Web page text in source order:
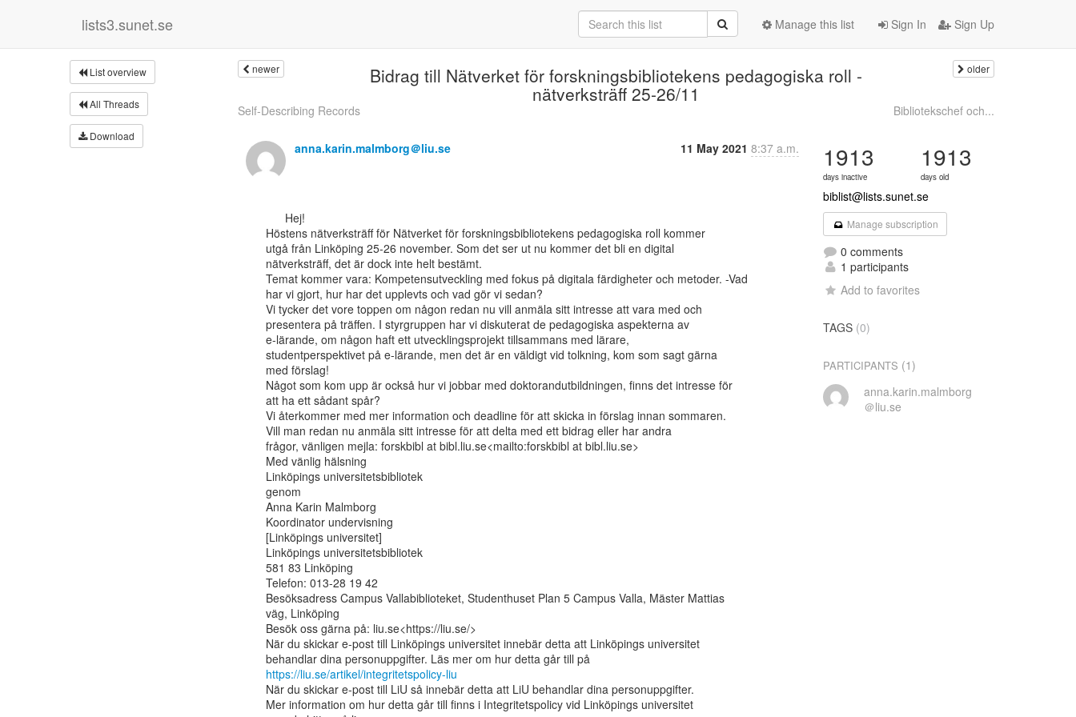
lists3.sunet.se Sign In Sign Up
Manage this list
List overview
All Threads
Download
newer Bidrag till Nätverket för forskningsbibliotekens pedagogiska roll -
nätverksträff 25-26/11
older
Self-Describing Records Bibliotekschef och...
anna.karin.malmborg＠liu.se 11 May 2021 8:37 a.m.
Höstens nätverksträff för Nätverket för forskningsbibliotekens pedagogiska roll kommer
utgå från Linköping 25-26 november. Som det ser ut nu kommer det bli en digital
nätverksträff, det är dock inte helt bestämt.
Temat kommer vara: Kompetensutveckling med fokus på digitala färdigheter och metoder. -Vad
har vi gjort, hur har det upplevts och vad gör vi sedan?
Vi tycker det vore toppen om någon redan nu vill anmäla sitt intresse att vara med och
presentera på träffen. I styrgruppen har vi diskuterat de pedagogiska aspekterna av
e-lärande, om någon haft ett utvecklingsprojekt tillsammans med lärare,
studentperspektivet på e-lärande, men det är en väldigt vid tolkning, kom som sagt gärna
med förslag!
Något som kom upp är också hur vi jobbar med doktorandutbildningen, finns det intresse för
att ha ett sådant spår?
Vi återkommer med mer information och deadline för att skicka in förslag innan sommaren.
Vill man redan nu anmäla sitt intresse för att delta med ett bidrag eller har andra
frågor, vänligen mejla: forskbibl at bibl.liu.se<mailto:forskbibl at bibl.liu.se>
Med vänlig hälsning
Linköpings universitetsbibliotek
genom
Anna Karin Malmborg
Koordinator undervisning
[Linköpings universitet]
Linköpings universitetsbibliotek
581 83 Linköping
Telefon: 013-28 19 42
Besöksadress Campus Vallabiblioteket, Studenthuset Plan 5 Campus Valla, Mäster Mattias
väg, Linköping
Besök oss gärna på: liu.se<https://liu.se/>
När du skickar e-post till Linköpings universitet innebär detta att Linköpings universitet
https://liu.se/artikel/integritetspolicy-liu
När du skickar e-post till LiU så innebär detta att LiU behandlar dina personuppgifter.
Mer information om hur detta går till finns i Integritetspolicy vid Linköpings universitet
1913
days inactive
1913
days old
biblist@lists.sunet.se
Manage subscription
0 comments
1 participants
Add to favorites
TAGS (0)
PARTICIPANTS (1)
anna.karin.malmborg
＠liu.se